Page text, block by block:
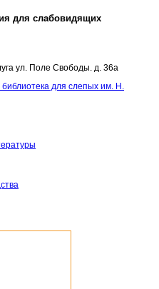
для слабовидящих
ул. Поле Свободы. д. 36а